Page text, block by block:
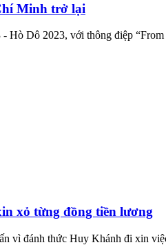
Minh trở lại
Hò Dô 2023, với thông điệp
xỏ từng đồng tiền lương
vì đánh thức Huy Khánh đi xin